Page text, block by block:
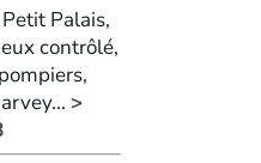
Palais,
contrôlé,
>